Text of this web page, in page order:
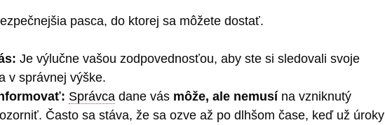
pasca, do ktorej sa môžete dostať.
Je výlučne vašou zodpovednosťou, aby ste si sledovali svoje
v správnej výške.
Správca dane vás môže, ale nemusí na vzniknutý
Často sa stáva, že sa ozve až po dlhšom čase, keď už úroky